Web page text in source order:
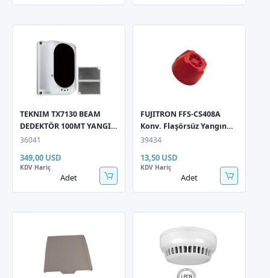
TEKNIM TX7130 BEAM
DEDEKTÖR 100MT YANGIN
YANSIMALI ISIN
36041
349,00 USD
KDV Hariç
Adet
FUJITRON FFS-CS408A
Konv. Flaşörsüz Yangın
Sireni
39434
13,50 USD
KDV Hariç
Adet